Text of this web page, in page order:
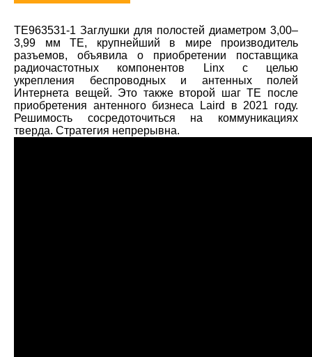
TE963531-1 Заглушки для полостей диаметром 3,00–
3,99 мм TE, крупнейший в мире производитель
разъемов, объявила о приобретении поставщика
радиочастотных компонентов Linx с целью
укрепления беспроводных и антенных полей
Интернета вещей. Это также второй шаг TE после
приобретения антенного бизнеса Laird в 2021 году.
Решимость сосредоточиться на коммуникациях
тверда. Стратегия непрерывна.